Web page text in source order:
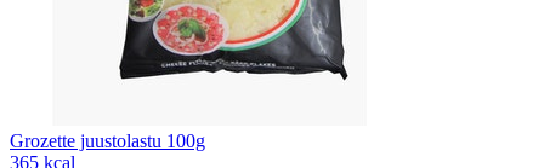
Grozette juustolastu 100g
365 kcal